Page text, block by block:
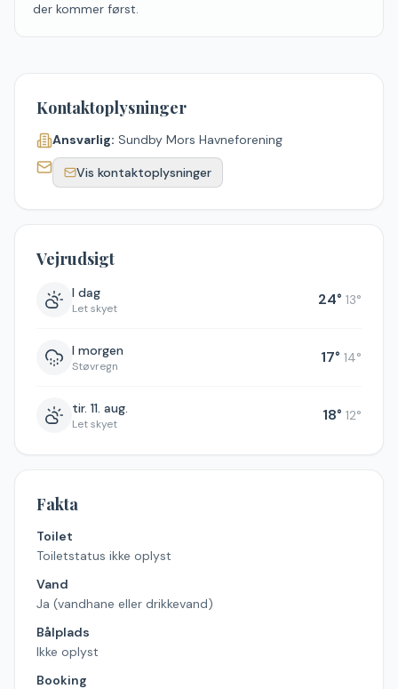
der kommer først.
Kontaktoplysninger
Ansvarlig: Sundby Mors Havneforening
Vis kontaktoplysninger
Vejrudsigt
I dag
Let skyet 24° 13°
I morgen
Støvregn 17° 14°
tir. 11. aug.
Let skyet 18° 12°
Fakta
Toilet
Toiletstatus ikke oplyst
Vand
Ja (vandhane eller drikkevand)
Bålplads
Ikke oplyst
Booking